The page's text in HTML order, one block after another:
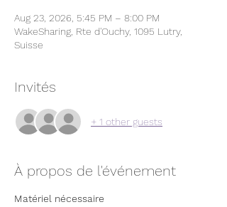
Aug 23, 2026, 5:45 PM – 8:00 PM
WakeSharing, Rte d'Ouchy, 1095 Lutry,
Suisse
Invités
+ 1 other guests
À propos de l'événement
Matériel nécessaire